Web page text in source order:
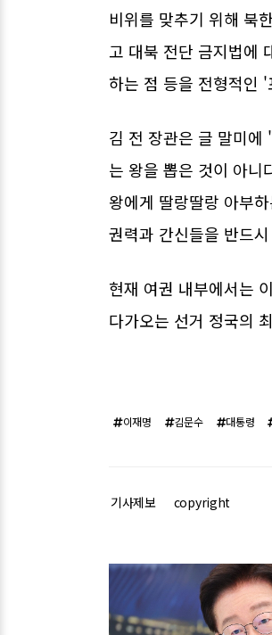
비위를 맞추기 위해 북
고 대북 전단 금지법에
하는 점 등을 전형적인
김 전 장관은 글 말미에
는 왕을 뽑은 것이 아
왕에게 딸랑딸랑 아부
권력과 간신들을 반드
현재 여권 내부에서는
다가오는 선거 정국의
이재명 김문수 대통령
기사제보 copyright
관련기사